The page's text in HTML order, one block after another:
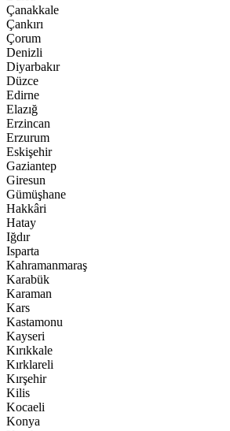
Çanakkale
Çankırı
Çorum
Denizli
Diyarbakır
Düzce
Edirne
Elazığ
Erzincan
Erzurum
Eskişehir
Gaziantep
Giresun
Gümüşhane
Hakkâri
Hatay
Iğdır
Isparta
Kahramanmaraş
Karabük
Karaman
Kars
Kastamonu
Kayseri
Kırıkkale
Kırklareli
Kırşehir
Kilis
Kocaeli
Konya